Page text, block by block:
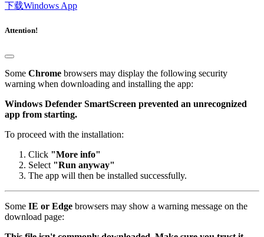
下载Windows App
Attention!
Some Chrome browsers may display the following security
warning when downloading and installing the app:
Windows Defender SmartScreen prevented an unrecognized
app from starting.
To proceed with the installation:
Click "More info"
Select "Run anyway"
The app will then be installed successfully.
Some IE or Edge browsers may show a warning message on the
download page: